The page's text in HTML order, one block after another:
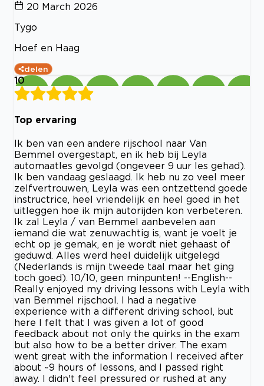
20 March 2026
Tygo
Hoef en Haag
delen
10
Top ervaring
Ik ben van een andere rijschool naar Van
Bemmel overgestapt, en ik heb bij Leyla
automaatles gevolgd (ongeveer 9 uur les gehad).
Ik ben vandaag geslaagd. Ik heb nu zo veel meer
zelfvertrouwen, Leyla was een ontzettend goede
instructrice, heel vriendelijk en heel goed in het
uitleggen hoe ik mijn autorijden kon verbeteren.
Ik zal Leyla / van Bemmel aanbevelen aan
iemand die wat zenuwachtig is, want je voelt je
echt op je gemak, en je wordt niet gehaast of
geduwd. Alles werd heel duidelijk uitgelegd
(Nederlands is mijn tweede taal maar het ging
toch goed). 10/10, geen minpunten! --English--
Really enjoyed my driving lessons with Leyla with
van Bemmel rijschool. I had a negative
experience with a different driving school, but
here I felt that I was given a lot of good
feedback about not only the quirks in the exam
but also how to be a better driver. The exam
went great with the information I received after
about ~9 hours of lessons, and I passed right
away. I didn't feel pressured or rushed at any